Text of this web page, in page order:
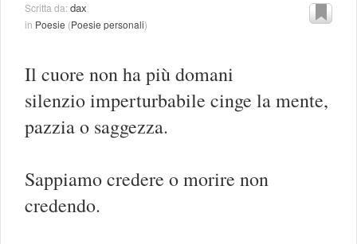
Scritta da:dax
in Poesie (Poesie personali)
Il cuore non ha più domani
silenzio imperturbabile cinge la mente,
pazzia o saggezza.
Sappiamo credere o morire non
credendo.